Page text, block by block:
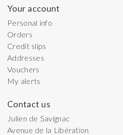
Your account
Personal info
Orders
Credit slips
Addresses
Vouchers
My alerts
Contact us
Julien de Savignac
Avenue de la Libération